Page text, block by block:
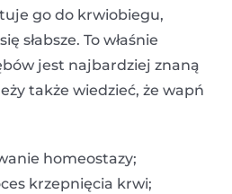
go do krwiobiegu,
słabsze. To właśnie
jest najbardziej znaną
także wiedzieć, że wapń
homeostazy;
krzepnięcia krwi;